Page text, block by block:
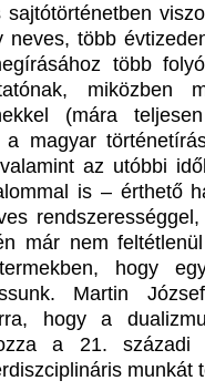
neves, több
több
miközben
(mára
magyar
az utóbbi
is – érthető
már nem
hogy
Martin
hogy a
a 21. századi
munkát